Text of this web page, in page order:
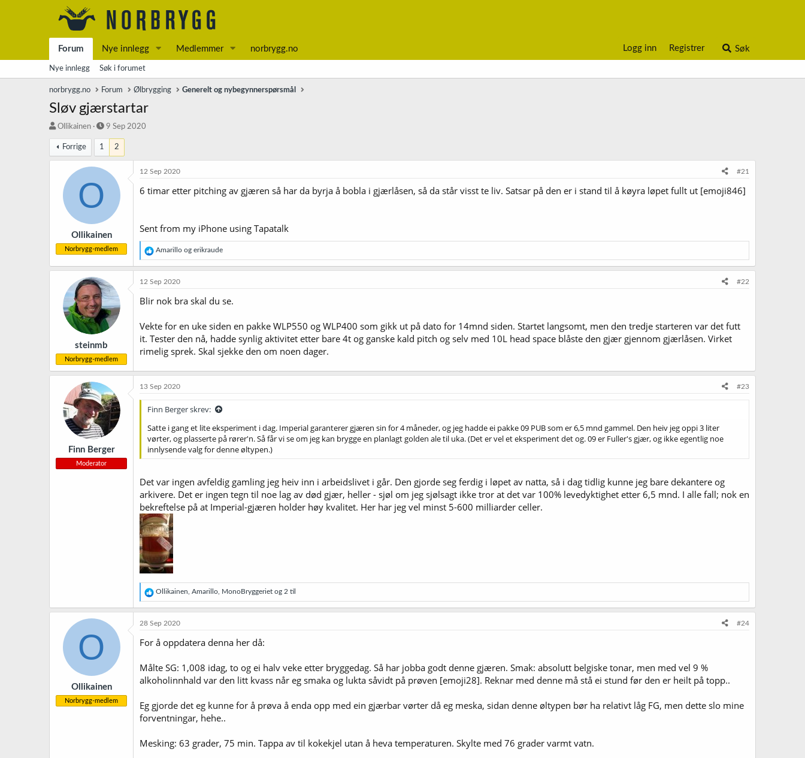
Forum Nye innlegg Medlemmer norbrygg.no Logg inn Registrer Søk
Nye innlegg Søk i forumet
norbrygg.no Forum Ølbrygging Generelt og nybegynnerspørsmål
Sløv gjærstartar
T
å
d
Ollikainen
S
r
t
9 Sep 2020
Forrige 1 2
O
Ollikainen
Norbrygg-medlem
12 Sep 2020 #21
6 timar etter pitching av gjæren så har da byrja å bobla i gjærlåsen, så da står visst te liv. Satsar på den er i stand til å køyra løpet fullt ut [emoji846]
Sent from my iPhone using Tapatalk
R
e
a
o
e
Amarillo og erikraude
steinmb
Norbrygg-medlem
12 Sep 2020 #22
Blir nok bra skal du se.
Vekte for en uke siden en pakke WLP550 og WLP400 som gikk ut på dato for 14mnd siden. Startet langsomt, men den tredje starteren var det futt
it. Tester den nå, hadde synlig aktivitet etter bare 4t og ganske kald pitch og selv med 10L head space blåste den gjær gjennom gjærlåsen. Virket
rimelig sprek. Skal sjekke den om noen dager.
Finn Berger
Moderator
13 Sep 2020 #23
Finn Berger skrev:
Satte i gang et lite eksperiment i dag. Imperial garanterer gjæren sin for 4 måneder, og jeg hadde ei pakke 09 PUB som er 6,5 mnd gammel. Den heiv jeg oppi 3 liter
vørter, og plasserte på rører'n. Så får vi se om jeg kan brygge en planlagt golden ale til uka. (Det er vel et eksperiment det og. 09 er Fuller's gjær, og ikke egentlig noe
innlysende valg for denne øltypen.)
Det var ingen avfeldig gamling jeg heiv inn i arbeidslivet i går. Den gjorde seg ferdig i løpet av natta, så i dag tidlig kunne jeg bare dekantere og
arkivere. Det er ingen tegn til noe lag av død gjær, heller - sjøl om jeg sjølsagt ikke tror at det var 100% levedyktighet etter 6,5 mnd. I alle fall; nok en
bekreftelse på at Imperial-gjæren holder høy kvalitet. Her har jeg vel minst 5-600 milliarder celler.
R
e
a
o
e
Ollikainen Amarillo MonoBryggeriet og 2 til
O
Ollikainen
Norbrygg-medlem
28 Sep 2020 #24
For å oppdatera denna her då:
Målte SG: 1,008 idag, to og ei halv veke etter bryggedag. Så har jobba godt denne gjæren. Smak: absolutt belgiske tonar, men med vel 9 %
alkoholinnhald var den litt kvass når eg smaka og lukta såvidt på prøven [emoji28]. Reknar med denne må stå ei stund før den er heilt på topp..
Eg gjorde det eg kunne for å prøva å enda opp med ein gjærbar vørter då eg meska, sidan denne øltypen bør ha relativt låg FG, men dette slo mine
forventningar, hehe..
Mesking: 63 grader, 75 min. Tappa av til kokekjel utan å heva temperaturen. Skylte med 76 grader varmt vatn.